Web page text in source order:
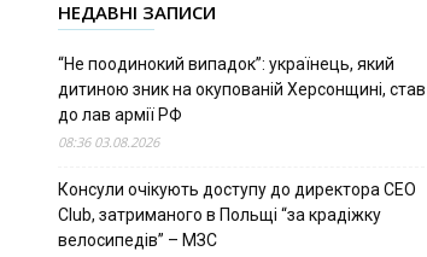
НЕДАВНІ ЗАПИСИ
“Не поодинокий випадок”: українець, який
дитиною зник на окупованій Херсонщині, став
до лав армії РФ
08:36 03.08.2026
Консули очікують доступу до директора CEO
Club, затриманого в Польщі “за крадіжку
велосипедів” – МЗС